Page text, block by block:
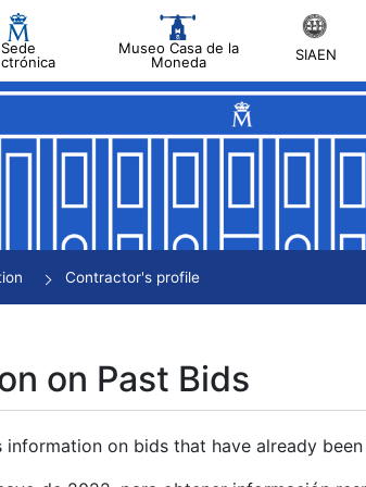
Sede
Museo Casa de la
Moneda
SIAEN
Contractor's profile
on Past Bids
on bids that have already